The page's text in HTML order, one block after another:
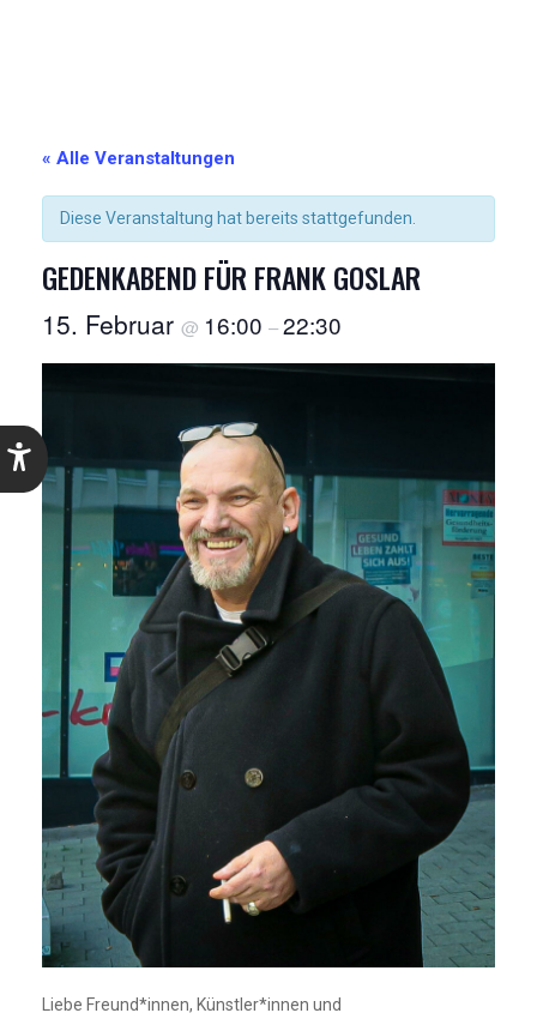
« Alle Veranstaltungen
Diese Veranstaltung hat bereits stattgefunden.
GEDENKABEND FÜR FRANK GOSLAR
15. Februar @ 16:00 –22:30
Liebe Freund*innen, Künstler*innen und